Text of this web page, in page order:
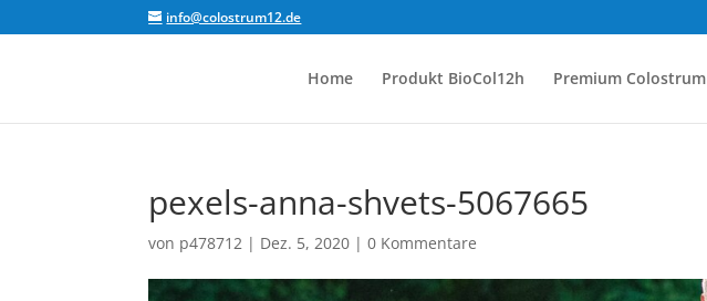
info@colostrum12.de
Home Produkt BioCol12h Premium Colostrum
pexels-anna-shvets-5067665
von p478712 | Dez. 5, 2020 |0 Kommentare